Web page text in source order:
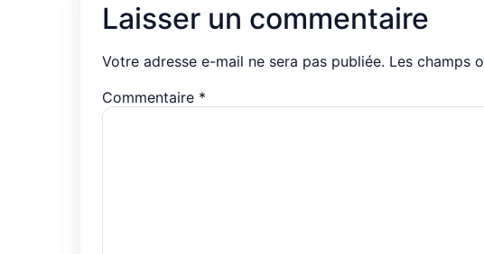
Laisser un commentaire
Votre adresse e-mail ne sera pas publiée. Les champs
Commentaire *